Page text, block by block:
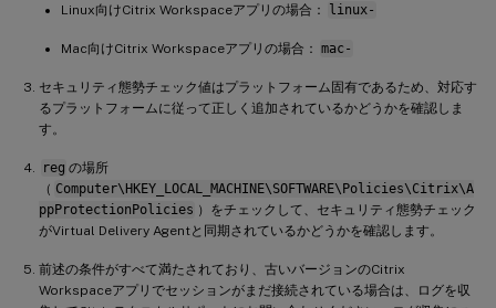
Linux向けCitrix Workspaceアプリの場合： linux-
Mac向けCitrix Workspaceアプリの場合： mac-
セキュリティ態勢チェック値はプラットフォーム固有であるため、対応す
るプラットフォームに従って正しく追加されているかどうかを確認しま
す。
reg の場所
（ Computer\HKEY_LOCAL_MACHINE\SOFTWARE\Policies\Citrix\A
ppProtectionPolicies ）をチェックして、セキュリティ態勢チェック
がVirtual Delivery Agentと同期されているかどうかを確認します。
前述の条件がすべて満たされており、古いバージョンのCitrix
Workspaceアプリでセッションがまだ接続されている場合は、ログを収